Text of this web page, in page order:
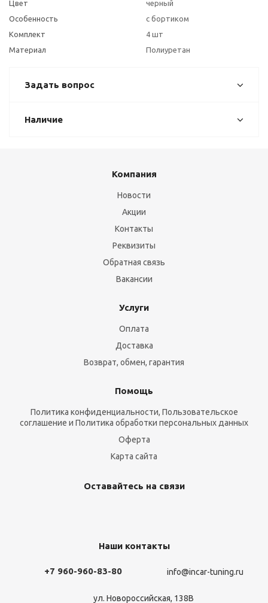
Цвет
черный
Особенность
с бортиком
Комплект
4 шт
Материал
Полиуретан
Задать вопрос
Наличие
Компания
Новости
Акции
Контакты
Реквизиты
Обратная связь
Вакансии
Услуги
Оплата
Доставка
Возврат, обмен, гарантия
Помощь
Политика конфиденциальности, Пользовательское
соглашение и Политика обработки персональных данных
Оферта
Карта сайта
Оставайтесь на связи
Наши контакты
+7 960-960-83-80 info@incar-tuning.ru
ул. Новороссийская, 138В